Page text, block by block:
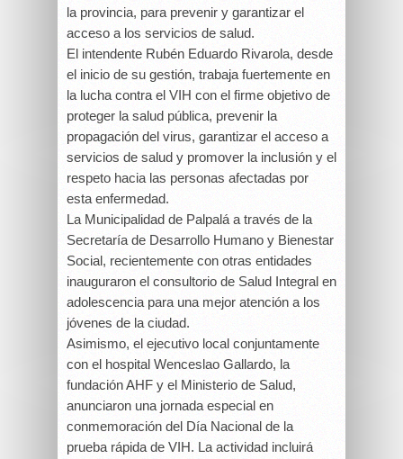
la provincia, para prevenir y garantizar el
acceso a los servicios de salud.
El intendente Rubén Eduardo Rivarola, desde
el inicio de su gestión, trabaja fuertemente en
la lucha contra el VIH con el firme objetivo de
proteger la salud pública, prevenir la
propagación del virus, garantizar el acceso a
servicios de salud y promover la inclusión y el
respeto hacia las personas afectadas por
esta enfermedad.
La Municipalidad de Palpalá a través de la
Secretaría de Desarrollo Humano y Bienestar
Social, recientemente con otras entidades
inauguraron el consultorio de Salud Integral en
adolescencia para una mejor atención a los
jóvenes de la ciudad.
Asimismo, el ejecutivo local conjuntamente
con el hospital Wenceslao Gallardo, la
fundación AHF y el Ministerio de Salud,
anunciaron una jornada especial en
conmemoración del Día Nacional de la
prueba rápida de VIH. La actividad incluirá